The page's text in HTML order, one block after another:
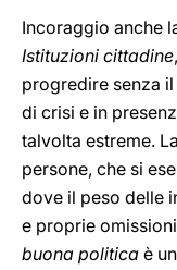
Incoraggio anche
Istituzioni cittadine
progredire senza
di crisi e in
talvolta estreme.
persone, che si
dove il peso delle
e proprie
buona politica è